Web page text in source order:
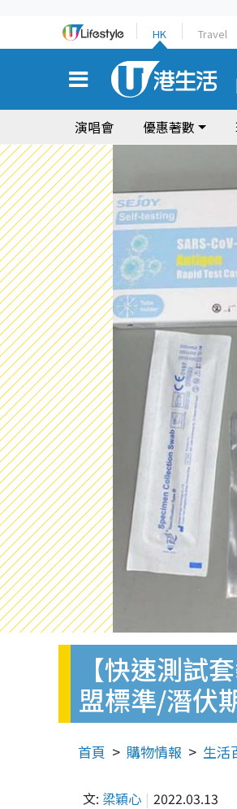
HK Travel
演唱會 優惠著數
【快速測試
盟標準/潛伏
首頁 購物情報 生活
文: 梁穎心 2022.03.13